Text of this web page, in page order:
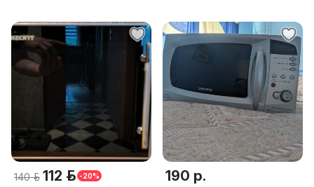
140 р. 112 р. -20% 190 р.